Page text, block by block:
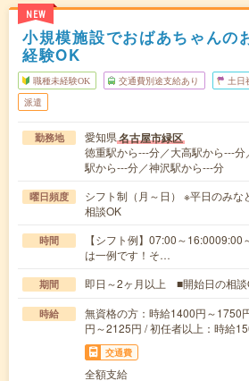
NEW
小規模施設でおばあちゃんの
経験OK
職種未経験OK 交通費別途支給あり 土日
派遣
勤務地 愛知県名古屋市緑区
徳重駅から---分／大高駅から---
駅から---分／神沢駅から---分
曜日頻度
シフト制（月～日） ※平日のみな
相談OK
時間
【シフト例】07:00～
は一例です！そ…
期間 即日～2ヶ月以上 ■開始日の相談
時給
無資格の方：時給1400円～1750
円～2125円 / 初任者以上：時給
交通費
全額支給